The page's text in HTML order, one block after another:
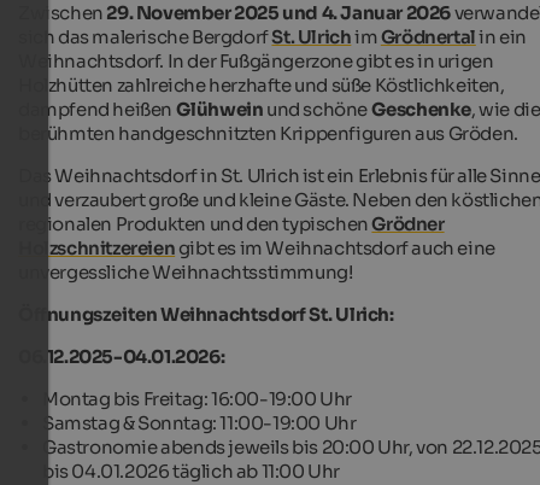
Zwischen 29. November 2025 und 4. Januar 2026
sich das malerische BergdorfSt. UlrichimGrödnertalin ein
Weihnachtsdorf. In der Fußgängerzone gibt es in urigen
Holzhütten zahlreiche herzhafte und süße Köstlichkeiten,
dampfend heißen Glühwein und schöneGeschenke, wie die
berühmten handgeschnitzten Krippenfiguren aus Gröden.
Das Weihnachtsdorf in St. Ulrich ist ein Erlebnis für alle Sinne
und verzaubert große und kleine Gäste. Neben den
regionalen Produkten und den typischenGrödner
Holzschnitzereien gibt es im Weihnachtsdorf auch eine
unvergessliche Weihnachtsstimmung!
Öffnungszeiten Weihnachtsdorf St. Ulrich:
06.12.2025-04.01.2026:
Montag bis Freitag: 16:00-19:00 Uhr
Samstag & Sonntag: 11:00-19:00 Uhr
Gastronomie abends jeweils bis 20:00 Uhr, von
bis 04.01.2026 täglich ab 11:00 Uhr